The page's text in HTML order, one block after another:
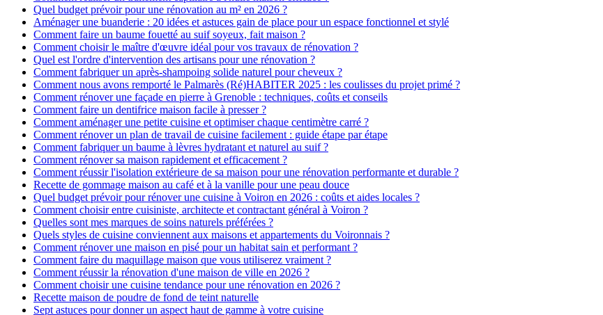
Quel budget prévoir pour une rénovation au m² en 2026 ?
Aménager une buanderie : 20 idées et astuces gain de place pour un espace fonctionnel et stylé
Comment faire un baume fouetté au suif soyeux, fait maison ?
Comment choisir le maître d'œuvre idéal pour vos travaux de rénovation ?
Quel est l'ordre d'intervention des artisans pour une rénovation ?
Comment fabriquer un après-shampoing solide naturel pour cheveux ?
Comment nous avons remporté le Palmarès (Ré)HABITER 2025 : les coulisses du projet primé ?
Comment rénover une façade en pierre à Grenoble : techniques, coûts et conseils
Comment faire un dentifrice maison facile à presser ?
Comment aménager une petite cuisine et optimiser chaque centimètre carré ?
Comment rénover un plan de travail de cuisine facilement : guide étape par étape
Comment fabriquer un baume à lèvres hydratant et naturel au suif ?
Comment rénover sa maison rapidement et efficacement ?
Comment réussir l'isolation extérieure de sa maison pour une rénovation performante et durable ?
Recette de gommage maison au café et à la vanille pour une peau douce
Quel budget prévoir pour rénover une cuisine à Voiron en 2026 : coûts et aides locales ?
Comment choisir entre cuisiniste, architecte et contractant général à Voiron ?
Quelles sont mes marques de soins naturels préférées ?
Quels styles de cuisine conviennent aux maisons et appartements du Voironnais ?
Comment rénover une maison en pisé pour un habitat sain et performant ?
Comment faire du maquillage maison que vous utiliserez vraiment ?
Comment réussir la rénovation d'une maison de ville en 2026 ?
Comment choisir une cuisine tendance pour une rénovation en 2026 ?
Recette maison de poudre de fond de teint naturelle
Sept astuces pour donner un aspect haut de gamme à votre cuisine